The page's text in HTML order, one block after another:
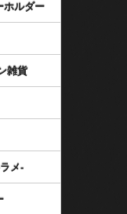
ホルダー
雑貨
メ-